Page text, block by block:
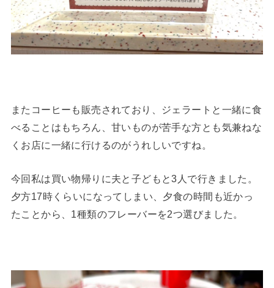
またコーヒーも販売されており、ジェラートと一緒に食
べることはもちろん、甘いものが苦手な方とも気兼ねな
くお店に一緒に行けるのがうれしいですね。
今回私は買い物帰りに夫と子どもと3人で行きました。
夕方17時くらいになってしまい、夕食の時間も近かっ
たことから、1種類のフレーバーを2つ選びました。